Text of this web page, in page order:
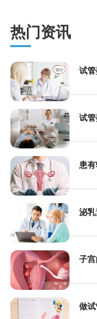
热门资讯
试
试
患
泌
子
做